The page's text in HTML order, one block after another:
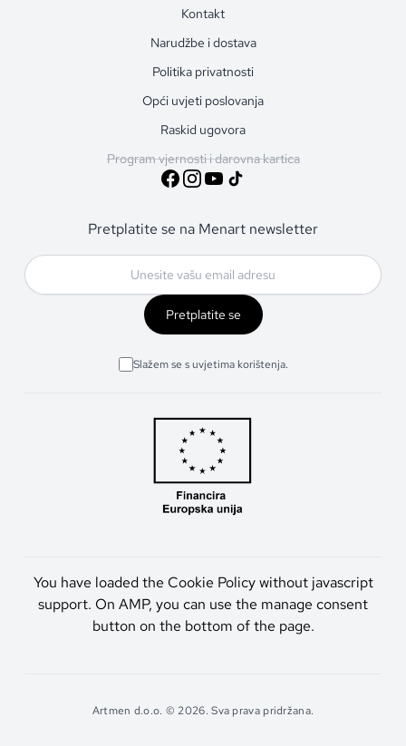
Kontakt
Narudžbe i dostava
Politika privatnosti
Opći uvjeti poslovanja
Raskid ugovora
Program vjernosti i darovna kartica
Pretplatite se na Menart newsletter
Pretplatite se
Slažem se s uvjetima korištenja.
You have loaded the Cookie Policy without javascript
support. On AMP, you can use the manage consent
button on the bottom of the page.
Artmen d.o.o. © 2026. Sva prava pridržana.